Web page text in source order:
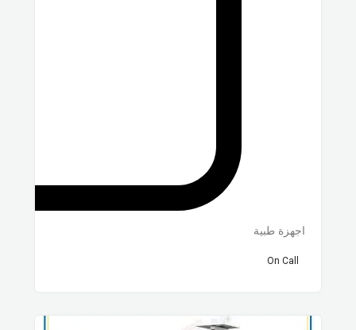
اجهزة طبية
On Call